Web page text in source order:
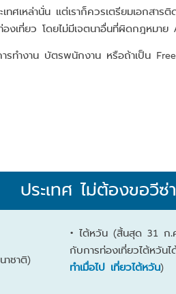
ะเทศเหล่านั่น แต่เราก็ควรเตรียมเอก
ท่องเที่ยว โดยไม่มีเจตนาอื่นที่ผิดกฎหม
รทำงาน บัตรพนักงาน หรือถ้าเป็น
ประเทศ ไม่ต้องขอวี
าชาติ)
• ไต้หวัน (สิ้นสุด 31 ก.
กับการท่องเที่ยวไต้หวัน
ทำเมื่อไป เที่ยวไต้หวัน)